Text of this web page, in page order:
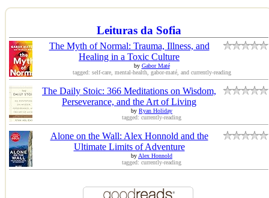
Leituras da Sofia
The Myth of Normal: Trauma, Illness, and
Healing in a Toxic Culture
by Gabor Maté
tagged: self-care, mental-health, gabor-maté, and currently-reading
The Daily Stoic: 366 Meditations on Wisdom,
Perseverance, and the Art of Living
by Ryan Holiday
tagged: currently-reading
Alone on the Wall: Alex Honnold and the
Ultimate Limits of Adventure
byAlex Honnold
tagged: currently-reading